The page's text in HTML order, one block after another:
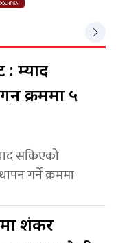
म्याद
क्रममा ५
सकिएको
गर्ने क्रममा
शंकर